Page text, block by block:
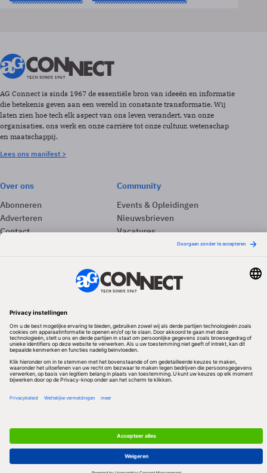
AG Connect is sinds 1967 de essentiële bron van ideeën en informatie
die betekenis geven aan een wereld in constante transformatie. Wij
laten zien hoe tech elk aspect van ons leven verandert, van onze
organisaties, ons werk en onze carrière tot onze cultuur, wetenschap
en maatschappij.
Lees ons manifest >
Over ons
Abonneren
Adverteren
Contact
Community
Events & Opleidingen
Nieuwsbrieven
Vacatures
Redactionele partner